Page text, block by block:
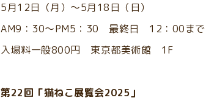
5月12日（月）～5月18日（日）
AM9：30～PM5：30 最終日 12：00ま
入場料一般800円 東京都美術館 1F
第22回「猫ねこ展覧会2025」